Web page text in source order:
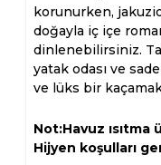
korunurken,
doğayla iç içe
dinlenebilirsiniz.
yatak odası ve
ve lüks bir
Not:Havuz
Hijyen koşulları